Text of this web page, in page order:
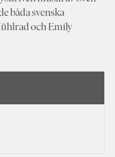
båda svenska
och Emily